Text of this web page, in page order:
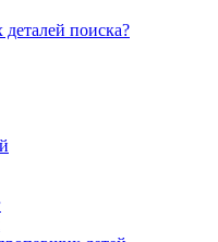
деталей поиска?